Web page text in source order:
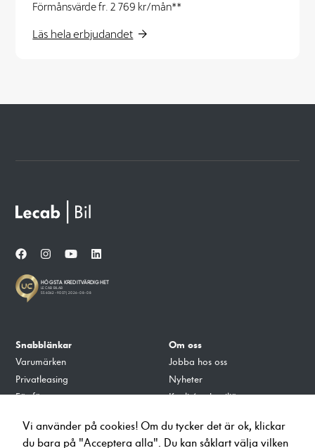
Förmånsvärde fr. 2 769 kr/mån**
Läs hela erbjudandet
Snabblänkar
Varumärken
Privatleasing
För företag
Verkstad
Om oss
Jobba hos oss
Nyheter
Kvalité och miljö
Vi använder på cookies! Om du tycker det är ok, klickar
du bara på "Acceptera alla". Du kan såklart välja vilken